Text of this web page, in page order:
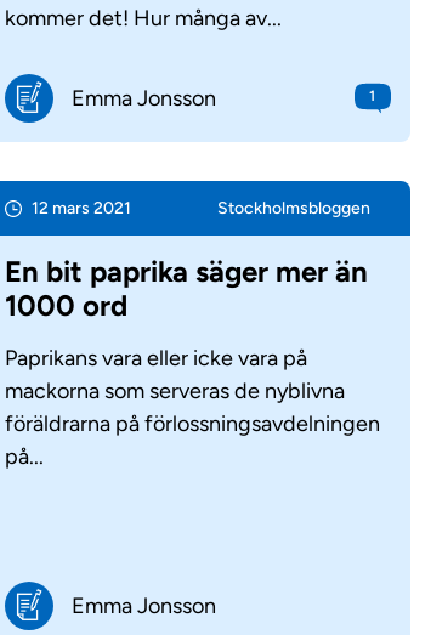
kommer det! Hur många av...
Emma Jonsson 1
12 mars 2021 Stockholms­bloggen
En bit paprika säger mer än
1000 ord
Paprikans vara eller icke vara på
mackorna som serveras de nyblivna
föräldrarna på förlossningsavdelningen
på...
Emma Jonsson